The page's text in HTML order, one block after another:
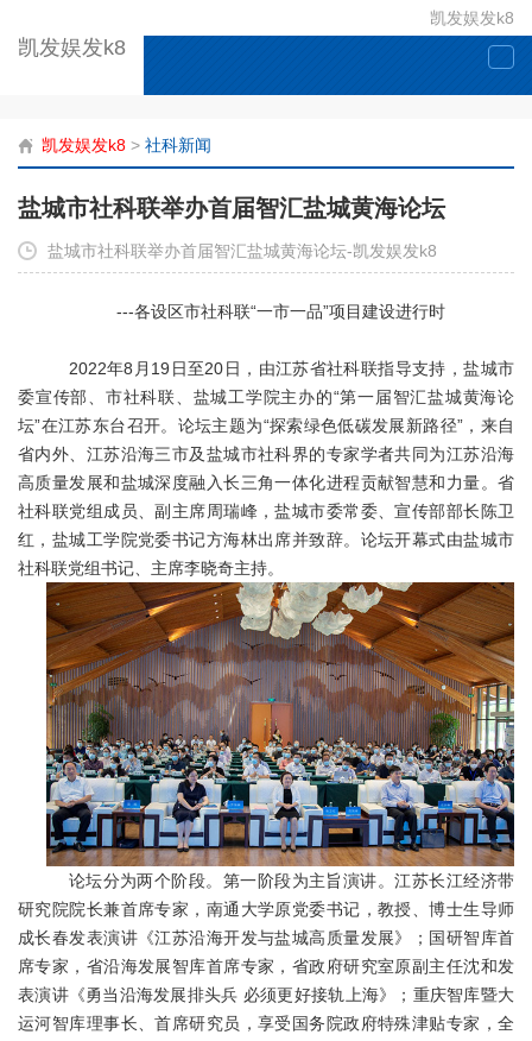
凯发娱发k8
凯发娱发k8
凯发娱发k8 > 社科新闻
盐城市社科联举办首届智汇盐城黄海论坛
盐城市社科联举办首届智汇盐城黄海论坛-凯发娱发k8
---各设区市社科联“一市一品”项目建设进行时
2022年8月19日至20日，由江苏省社科联指导支持，盐城市
委宣传部、市社科联、盐城工学院主办的“第一届智汇盐城黄海论
坛”在江苏东台召开。论坛主题为“探索绿色低碳发展新路径”，来自
省内外、江苏沿海三市及盐城市社科界的专家学者共同为江苏沿海
高质量发展和盐城深度融入长三角一体化进程贡献智慧和力量。省
社科联党组成员、副主席周瑞峰，盐城市委常委、宣传部部长陈卫
红，盐城工学院党委书记方海林出席并致辞。论坛开幕式由盐城市
社科联党组书记、主席李晓奇主持。
论坛分为两个阶段。第一阶段为主旨演讲。江苏长江经济带
研究院院长兼首席专家，南通大学原党委书记，教授、博士生导师
成长春发表演讲《江苏沿海开发与盐城高质量发展》；国研智库首
席专家，省沿海发展智库首席专家，省政府研究室原副主任沈和发
表演讲《勇当沿海发展排头兵 必须更好接轨上海》；重庆智库暨大
运河智库理事长、首席研究员，享受国务院政府特殊津贴专家，全